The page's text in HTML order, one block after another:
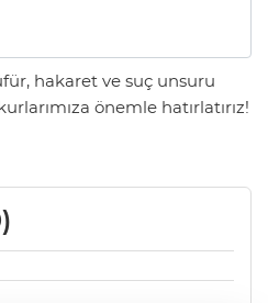
hakaret ve suç unsuru
önemle hatırlatırız!
)